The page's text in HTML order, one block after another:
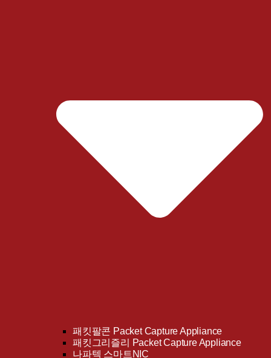
패킷팔콘 Packet Capture Appliance
패킷그리즐리 Packet Capture Appliance
나파텍 스마트NIC